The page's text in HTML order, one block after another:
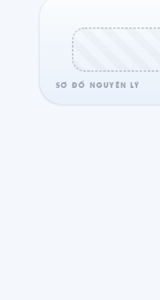
SƠ ĐỒ NGUYÊN LÝ